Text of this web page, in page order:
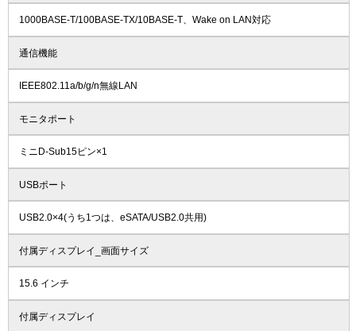
1000BASE-T/100BASE-TX/10BASE-T、Wake on LAN対応
通信機能
IEEE802.11a/b/g/n無線LAN
モニタポート
ミニD-Sub15ピン×1
USBポート
USB2.0×4(うち1つは、eSATA/USB2.0共用)
付属ディスプレイ_画面サイズ
15.6 インチ
付属ディスプレイ